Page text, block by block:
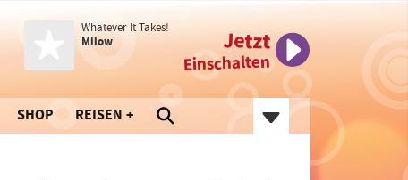
Whatever It Takes!
Milow
Jetzt
Einschalten
SHOP REISEN